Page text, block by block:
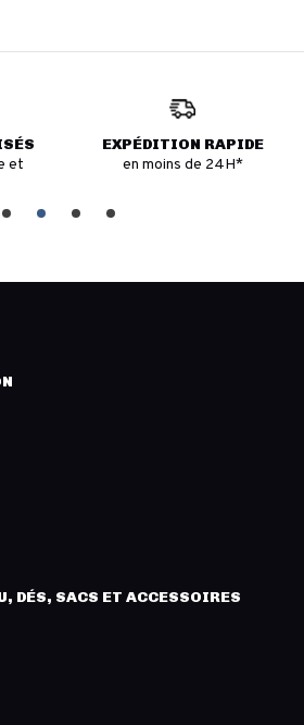
et
EXPÉDITION RAPIDE
en moins de 24H*
DÉS, SACS ET ACCESSOIRES